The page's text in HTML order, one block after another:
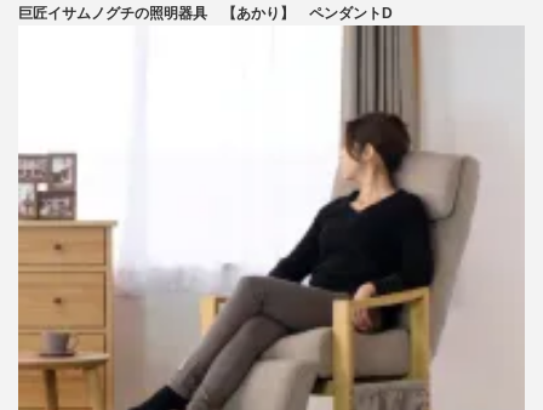
巨匠イサムノグチの照明器具 【あかり】 ペンダントD